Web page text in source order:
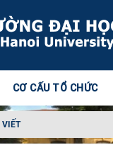
CƠ CẤU TỔ CHỨC
VIẾT